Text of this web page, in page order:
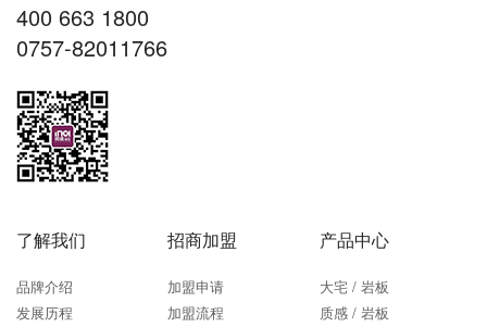
400 663 1800
0757-82011766
了解我们
品牌介绍
发展历程
招商加盟
加盟申请
加盟流程
产品中心
大宅 / 岩板
质感 / 岩板